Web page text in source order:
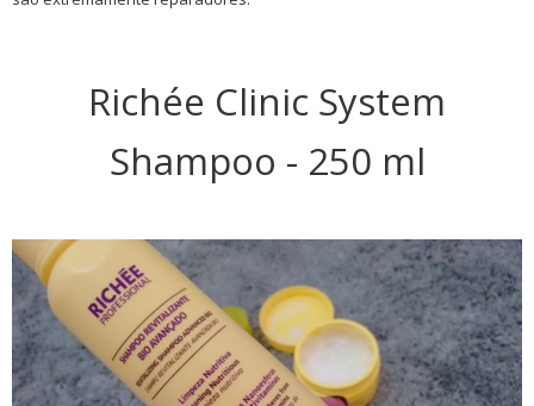
Richée Clinic System
Shampoo - 250 ml